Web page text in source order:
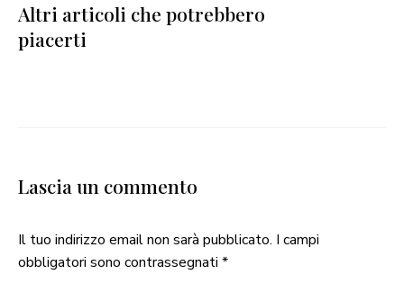
Altri articoli che potrebbero
piacerti
Lascia un commento
Il tuo indirizzo email non sarà pubblicato. I campi
obbligatori sono contrassegnati *